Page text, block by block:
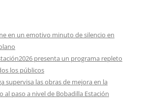
en un emotivo minuto de silencio en
presenta un programa repleto
los públicos
supervisa las obras de mejora en la
al paso a nivel de Bobadilla Estación